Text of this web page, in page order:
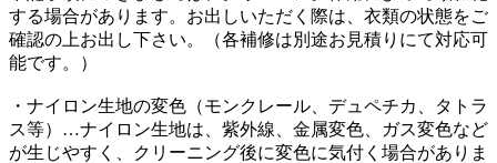
する場合があります。お出しいただく際は、衣類の状態をご
確認の上お出し下さい。（各補修は別途お見積りにて対応可
能です。）
・ナイロン生地の変色（モンクレール、デュペチカ、タトラ
ス等）…ナイロン生地は、紫外線、金属変色、ガス変色など
が生じやすく、クリーニング後に変色に気付く場合がありま